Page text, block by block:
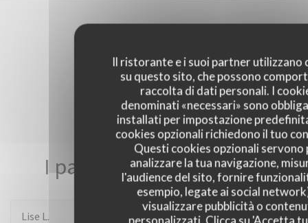
Il ristorante e i suoi partner utilizzano
su questo sito, che possono
raccolta di dati personali. I
denominati «necessari» sono
installati per impostazione
cookies opzionali richiedono il tuo
Questi cookies opzionali servono
analizzare la tua navigazione,
l'audience del sito, fornire
esempio, legate ai social
visualizzare pubblicità o
personalizzati. Clicca su 'Accetta
I pareri dei nostri clienti
Lise L